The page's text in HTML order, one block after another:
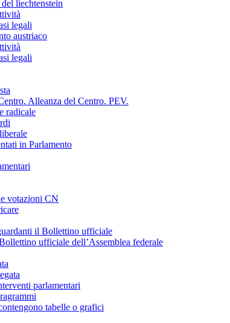
liechtenstein
legali
austriaco
legali
Alleanza del Centro. PEV.
radicale
in Parlamento
votazioni CN
il Bollettino ufficiale
ufficiale dell’Assemblea federale
parlamentari
tabelle o grafici